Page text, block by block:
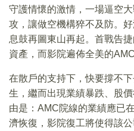
守護情懷的激情，一場逼空
攻，讓做空機構猝不及防。
息鼓再圖東山再起。首戰告
資產，而影院遍佈全美的
在散戶的支持下，快要撐不
生，繼而出現業績暴跌、股
由是：AMC院線的業績應已
濟恢復，影院復工將使得該